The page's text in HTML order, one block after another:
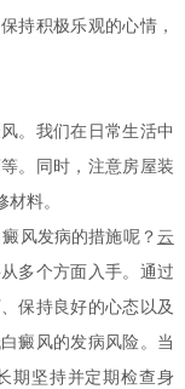
持积极乐观的心情，
。我们在日常生活中
。同时，注意房屋装
料。
风发病的措施呢？ 云
多个方面入手。通过
保持良好的心态以及
癜风的发病风险。当
期坚持并定期检查身